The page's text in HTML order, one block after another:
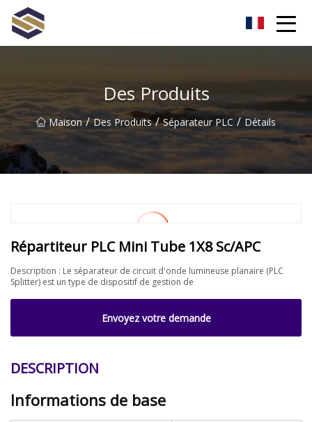
Des Produits
Maison / Des Produits / Séparateur PLC / Détails
Répartiteur PLC Mini Tube 1X8 Sc/APC
Description : Le séparateur de circuit d'onde lumineuse planaire (PLC
Splitter) est un type de dispositif de gestion de
Envoyez votre demande
DESCRIPTION
Informations de base